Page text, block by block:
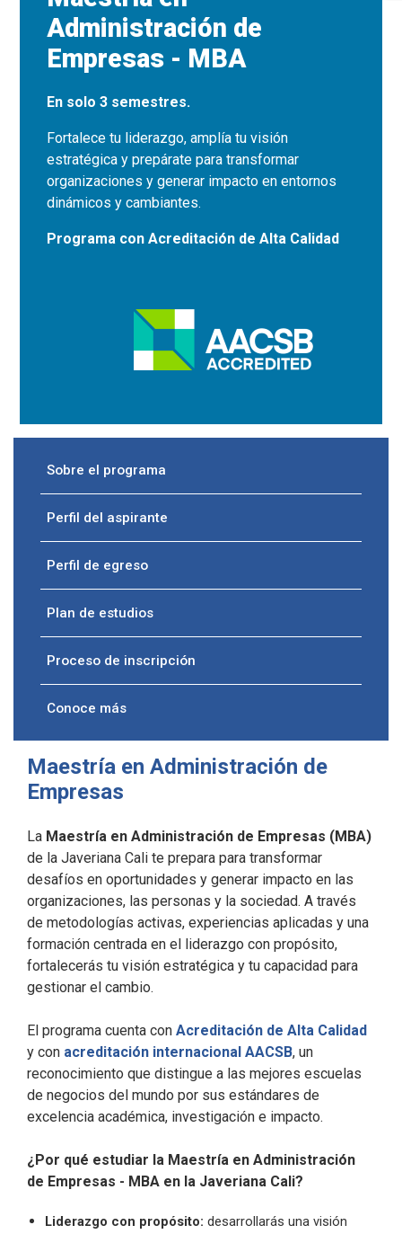
Administración de
Empresas - MBA
En solo 3 semestres.
Fortalece tu liderazgo, amplía tu visión
estratégica y prepárate para transformar
organizaciones y generar impacto en entornos
dinámicos y cambiantes.
Programa con Acreditación de Alta Calidad
Sobre el programa
Perfil del aspirante
Perfil de egreso
Plan de estudios
Proceso de inscripción
Conoce más
Maestría en Administración de
Empresas
La Maestría en Administración de Empresas (MBA)
de la Javeriana Cali te prepara para transformar
desafíos en oportunidades y generar impacto en las
organizaciones, las personas y la sociedad. A través
de metodologías activas, experiencias aplicadas y una
formación centrada en el liderazgo con propósito,
fortalecerás tu visión estratégica y tu capacidad para
gestionar el cambio.
El programa cuenta con Acreditación de Alta Calidad
y con acreditación internacional AACSB, un
reconocimiento que distingue a las mejores escuelas
de negocios del mundo por sus estándares de
excelencia académica, investigación e impacto.
¿Por qué estudiar la Maestría en Administración
de Empresas - MBA en la Javeriana Cali?
Liderazgo con propósito: desarrollarás una visión